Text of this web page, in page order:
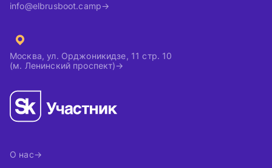
info@elbrusboot.camp
Москва, ул. Орджоникидзе, 11 стр. 10
(м. Ленинский проспект)
О нас